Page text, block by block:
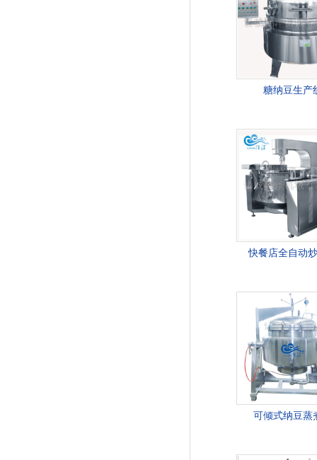
糖纳豆生产
快餐店全自动
可倾式纳豆蒸